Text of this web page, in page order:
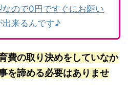
なので0円ですぐにお願い
出来るんです♪
費の取り決めをしていなか
を諦める必要はありませ